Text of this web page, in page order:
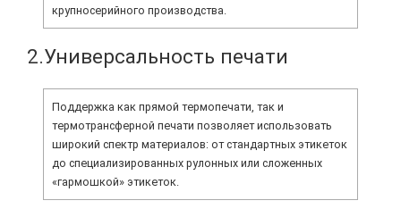
крупносерийного производства.
2.Универсальность печати
Поддержка как прямой термопечати, так и
термотрансферной печати позволяет использовать
широкий спектр материалов: от стандартных этикеток
до специализированных рулонных или сложенных
«гармошкой» этикеток.